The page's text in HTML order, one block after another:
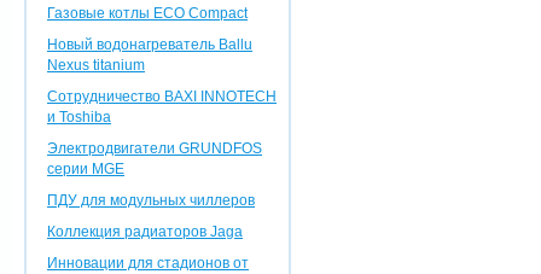
Газовые котлы ECO Compact
Новый водонагреватель Ballu
Nexus titanium
Сотрудничество BAXI INNOTEСH
и Toshiba
Электродвигатели GRUNDFOS
серии MGE
ПДУ для модульных чиллеров
Коллекция радиаторов Jaga
Инновации для стадионов от